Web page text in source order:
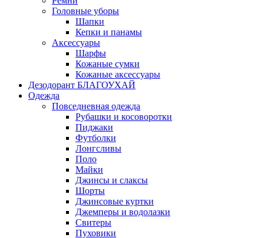
Головные уборы
Шапки
Кепки и панамы
Аксессуары
Шарфы
Кожаные сумки
Кожаные аксессуары
Дезодорант БЛАГОУХАЙ
Одежда
Повседневная одежда
Рубашки и косоворотки
Пиджаки
Футболки
Лонгсливы
Поло
Майки
Джинсы и слаксы
Шорты
Джинсовые куртки
Джемперы и водолазки
Свитеры
Пуховики